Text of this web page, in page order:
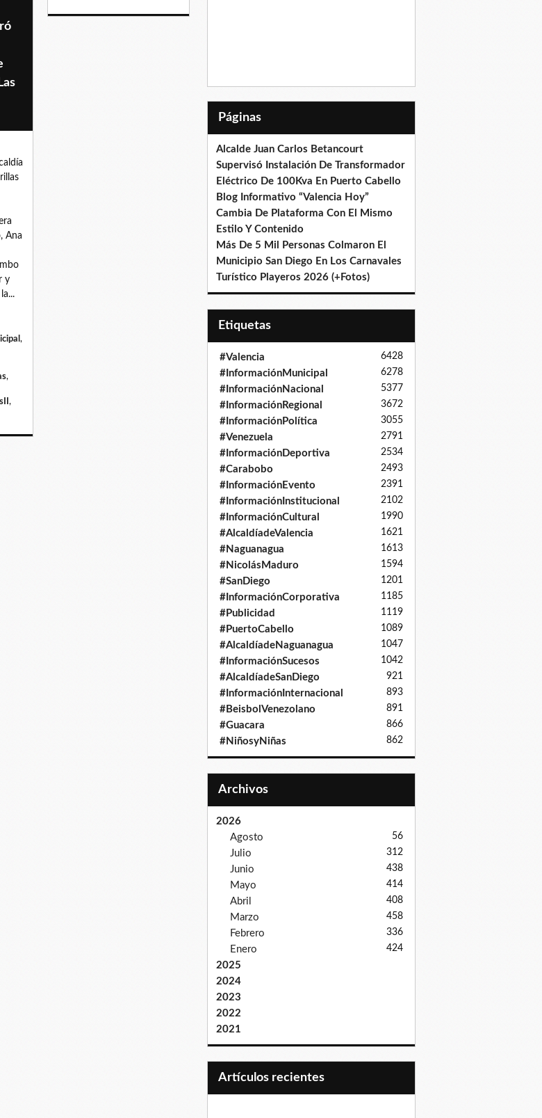
Ana
y
,
,
,
Páginas
Alcalde Juan Carlos Betancourt
Supervisó Instalación De Transformador
Eléctrico De 100Kva En Puerto Cabello
Blog Informativo “Valencia Hoy”
Cambia De Plataforma Con El Mismo
Estilo Y Contenido
Más De 5 Mil Personas Colmaron El
Municipio San Diego En Los Carnavales
Turístico Playeros 2026 (+Fotos)
Etiquetas
#Valencia 6428
#InformaciónMunicipal 6278
#InformaciónNacional 5377
#InformaciónRegional 3672
#InformaciónPolítica 3055
#Venezuela 2791
#InformaciónDeportiva 2534
#Carabobo 2493
#InformaciónEvento 2391
#InformaciónInstitucional 2102
#InformaciónCultural 1990
#AlcaldíadeValencia 1621
#Naguanagua 1613
#NicolásMaduro 1594
#SanDiego 1201
#InformaciónCorporativa 1185
#Publicidad 1119
#PuertoCabello 1089
#AlcaldíadeNaguanagua 1047
#InformaciónSucesos 1042
#AlcaldíadeSanDiego 921
#InformaciónInternacional 893
#BeisbolVenezolano 891
#Guacara 866
#NiñosyNiñas 862
Archivos
2026
Agosto
56
Julio 312
Junio 438
Mayo 414
Abril 408
Marzo 458
Febrero 336
Enero 424
2025
2024
2023
2022
2021
Artículos recientes